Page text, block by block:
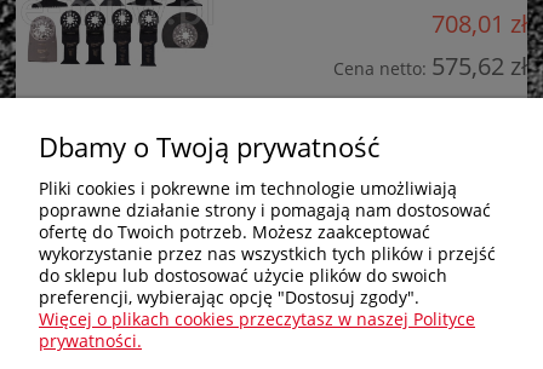
708,01 zł
Cena netto: 575,62 zł
Zakupy
Pomoc
Dbamy o Twoją prywatność
Pliki cookies i pokrewne im technologie umożliwiają
poprawne działanie strony i pomagają nam dostosować
ofertę do Twoich potrzeb. Możesz zaakceptować
wykorzystanie przez nas wszystkich tych plików i przejść
do sklepu lub dostosować użycie plików do swoich
preferencji, wybierając opcję "Dostosuj zgody".
Więcej o plikach cookies przeczytasz w naszej Polityce
prywatności.